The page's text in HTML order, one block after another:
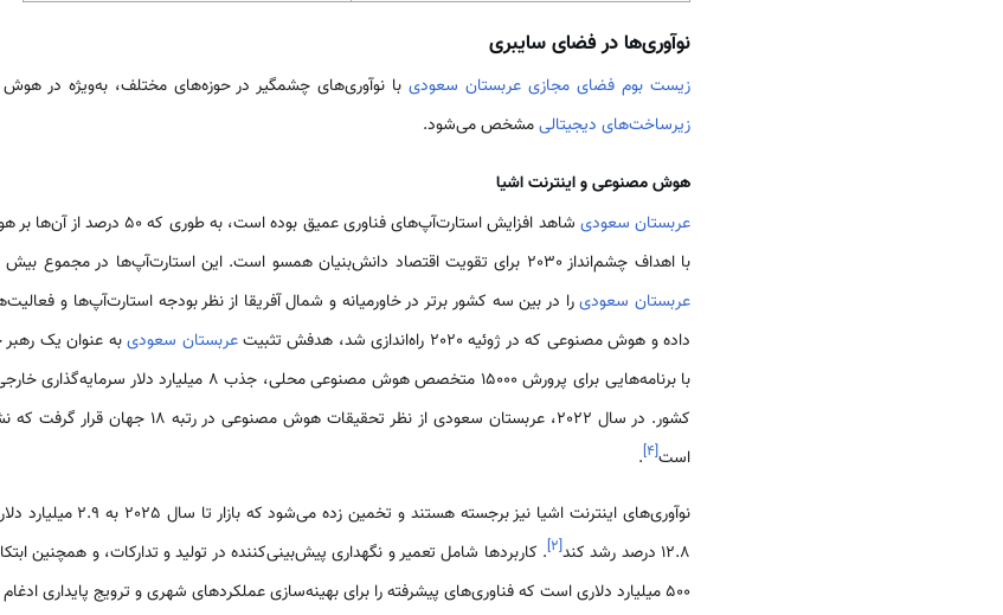
نوآوری‌ها در فضای سایبری
زیست بوم فضای مجازی عربستان سعودیبا نوآوری‌های چشمگیر در حوزه‌های مختلف، به‌ویژه در هوش
زیرساخت‌های دیجیتالیمشخص می‌شود.
هوش مصنوعی و اینترنت اشیا
عربستان سعودی
شاهد افزایش استارت‌آپ‌های فناوری
با اهداف چشم‌انداز 2030 برای تقویت اقتصاد دانش‌بنیان همسو است. این استارت‌آپ‌ها در مجموع بیش از 987 میلیون دلار بودجه جذب کرده‌اند و
عربستان سعودیرا در بین سه کشور برتر در خاورمیانه و شمال آفریقا از نظر بودجه استارت‌آپ‌ها و
داده و هوش مصنوعی که در ژوئیه 2020 راه‌اندازی شد، هدفش تثبیت
عربستان سعودی
کشور. در سال 2022، عربستان سعودی از نظر
است[۴]
.
12.8 درصد رشد کند
[۲]. کاربردها شامل تعمیر و نگهداری پیش‌بینی‌کننده در تولید و تدارکات، و همچنین
500 میلیارد دلاری است که فناوری‌های پیشرفته را برای بهینه‌سازی عملکردهای شهری و ترویج پایداری ادغام می‌کند